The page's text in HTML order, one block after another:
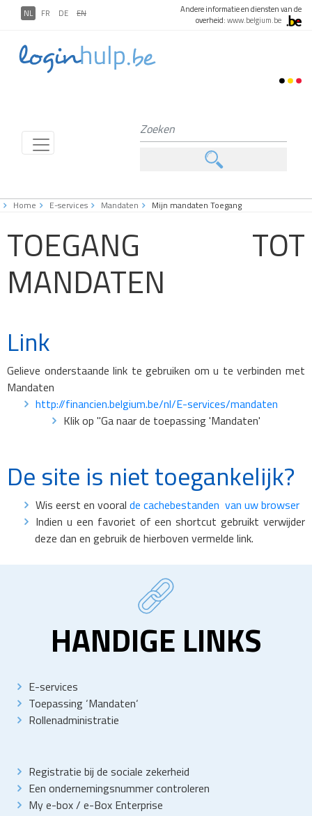
NL FR DE EN
Andere informatie en diensten van de
overheid:www.belgium.be
Home E-services Mandaten Mijn mandaten Toegang
TOEGANG TOT
MANDATEN
Link
Gelieve onderstaande link te gebruiken om u te verbinden met
Mandaten
http://financien.belgium.be/nl/E-services/mandaten
Klik op "Ga naar de toepassing 'Mandaten'
De site is niet toegankelijk?
Wis eerst en vooral de cachebestanden van uw browser
Indien u een favoriet of een shortcut gebruikt verwijder
deze dan en gebruik de hierboven vermelde link.
HANDIGE LINKS
E-services
Toepassing ‘Mandaten‘
Rollenadministratie
Registratie bij de sociale zekerheid
Een ondernemingsnummer controleren
My e-box/ e-Box Enterprise